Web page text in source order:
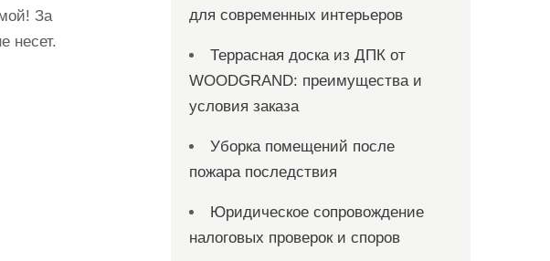
За
несет.
для современных интерьеров
Террасная доска из ДПК от
WOODGRAND: преимущества и
условия заказа
Уборка помещений после
пожара последствия
Юридическое сопровождение
налоговых проверок и споров